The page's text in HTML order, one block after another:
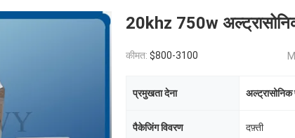
20khz 750w
कीमत: $800-3100
प्रमुखता देना अल्ट्रासोनिक
पैकेजिंग विवरण दफ़्ती